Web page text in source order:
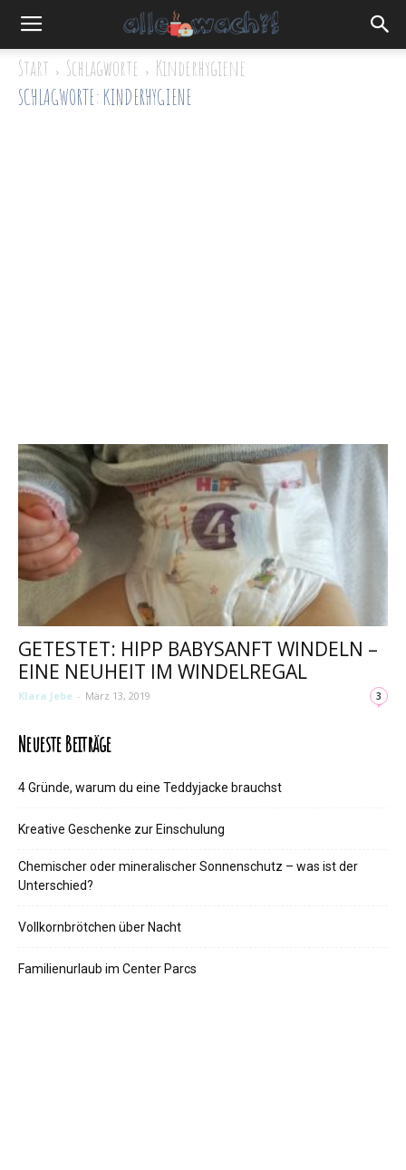
Start Schlagworte
Kinderhygiene
SCHLAGWORTE: KINDERHYGIENE
GETESTET: HIPP BABYSANFT WINDELN –
EINE NEUHEIT IM WINDELREGAL
Klara Jebe - März 13, 2019 3
Neueste Beiträge
4 Gründe, warum du eine Teddyjacke brauchst
Kreative Geschenke zur Einschulung
Chemischer oder mineralischer Sonnenschutz – was ist der
Unterschied?
Vollkornbrötchen über Nacht
Familienurlaub im Center Parcs